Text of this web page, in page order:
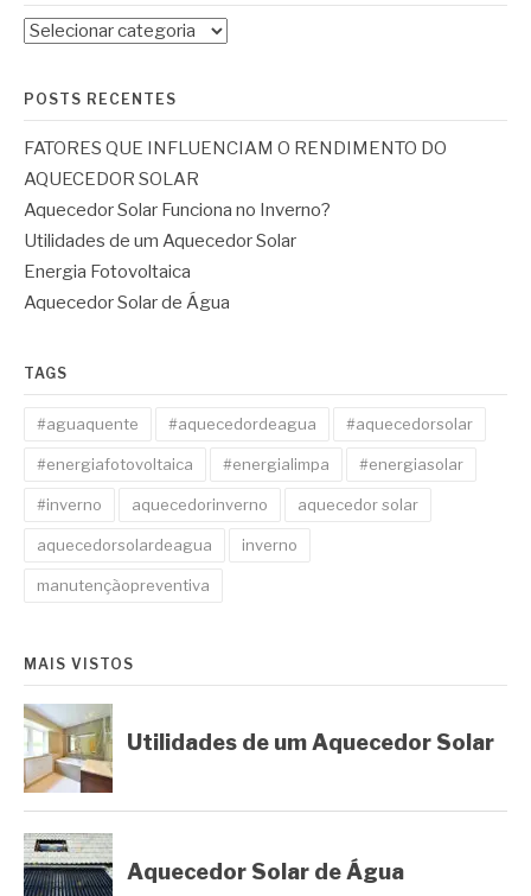
Categorias:
POSTS RECENTES
FATORES QUE INFLUENCIAM O RENDIMENTO DO
AQUECEDOR SOLAR
Aquecedor Solar Funciona no Inverno?
Utilidades de um Aquecedor Solar
Energia Fotovoltaica
Aquecedor Solar de Água
TAGS
#aguaquente #aquecedordeagua #aquecedorsolar
#energiafotovoltaica #energialimpa #energiasolar
#inverno aquecedorinverno aquecedor solar
aquecedorsolardeagua inverno
manutençãopreventiva
MAIS VISTOS